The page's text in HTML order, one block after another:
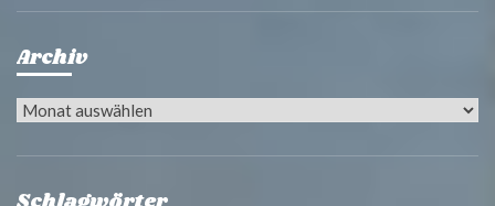
Archiv
Archiv